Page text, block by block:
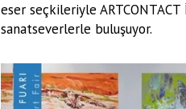
eser seçkileriyle
sanatseverlerle buluşuyor.